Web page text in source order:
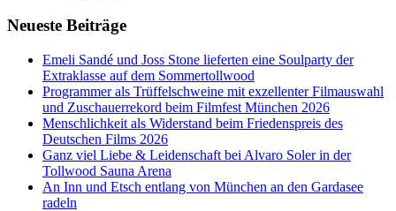
Neueste Beiträge
Emeli Sandé und Joss Stone lieferten eine Soulparty der
Extraklasse auf dem Sommertollwood
Programmer als Trüffelschweine mit exzellenter Filmauswahl
und Zuschauerrekord beim Filmfest München 2026
Menschlichkeit als Widerstand beim Friedenspreis des
Deutschen Films 2026
Ganz viel Liebe & Leidenschaft bei Alvaro Soler in der
Tollwood Sauna Arena
An Inn und Etsch entlang von München an den Gardasee
radeln